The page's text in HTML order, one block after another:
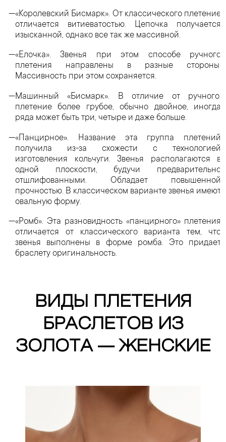
«Королевский Бисмарк». От классического плетение
отличается витиеватостью. Цепочка получается
изысканной, однако все так же массивной.
«Елочка». Звенья при этом способе ручного
плетения направлены в разные стороны.
Массивность при этом сохраняется.
Машинный «Бисмарк». В отличие от ручного,
плетение более грубое, обычно двойное, иногда
ряда может быть три, четыре и даже больше.
«Панцирное». Название эта группа плетений
получила из-за схожести с технологией
изготовления кольчуги. Звенья располагаются в
одной плоскости, будучи предварительно
отшлифованными. Обладает повышенной
прочностью. В классическом варианте звенья имеют
овальную форму.
«Ромб». Эта разновидность «панцирного» плетения
отличается от классического варианта тем, что
звенья выполнены в форме ромба. Это придает
браслету оригинальность.
ВИДЫ ПЛЕТЕНИЯ
БРАСЛЕТОВ ИЗ
ЗОЛОТА — ЖЕНСКИЕ